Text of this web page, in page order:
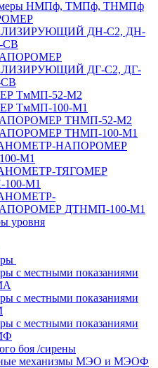
НМПф, ТМПф, ТНМПф
ДН-С2, ДН-
СВ
ДГ-С2, ДГ-
ТмМП-52-М2
ТмМП-100-М1
ТНМП-52-М2
ТНМП-100-М1
НАПОРОМЕР
М1
ТЯГОМЕР
М1
ДТНМП-100-М1
уровня
с местными показаниями
с местными показаниями
с местными показаниями
боя /сирены
механизмы МЭО и МЭОФ